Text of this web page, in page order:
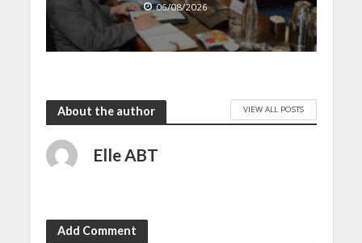
06/08/2026
About the author VIEW ALL POSTS
Elle ABT
Add Comment